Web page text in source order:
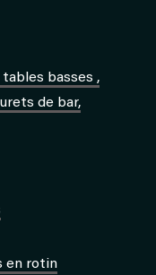
basses ,
de bar,
en rotin